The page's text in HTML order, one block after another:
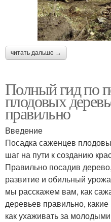
читать дальше →
Полный гид по
плодовых
правильно
Введение
Посадка саженцев
шаг на пути к созданию
Правильно посадив
развитие и обильный
мы расскажем вам, как
деревьев правильно,
как ухаживать за